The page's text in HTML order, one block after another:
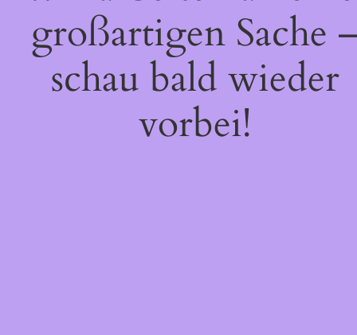
großartigen Sache
schau bald wieder
vorbei!